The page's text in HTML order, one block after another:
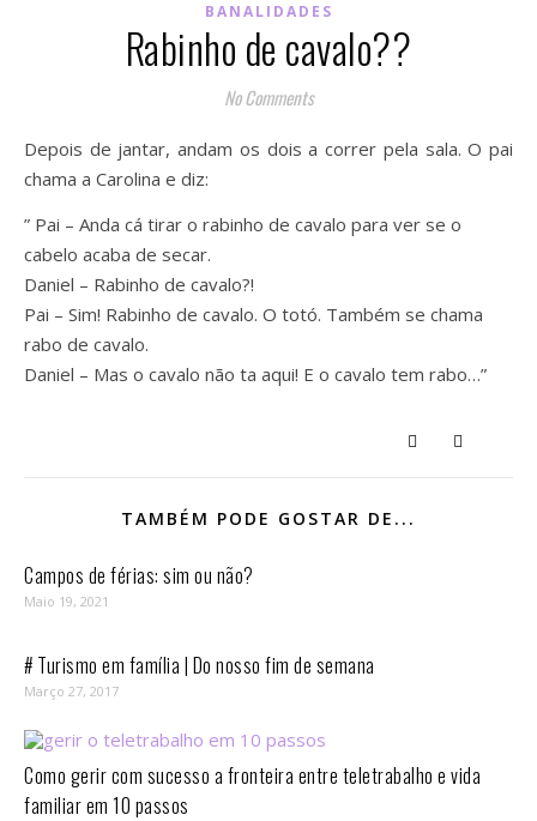
BANALIDADES
Rabinho de cavalo??
No Comments
Depois de jantar, andam os dois a correr pela sala. O pai
chama a Carolina e diz:
” Pai – Anda cá tirar o rabinho de cavalo para ver se o
cabelo acaba de secar.
Daniel – Rabinho de cavalo?!
Pai – Sim! Rabinho de cavalo. O totó. Também se chama
rabo de cavalo.
Daniel – Mas o cavalo não ta aqui! E o cavalo tem rabo…”
TAMBÉM PODE GOSTAR DE...
Campos de férias: sim ou não?
Maio 19, 2021
# Turismo em família | Do nosso fim de semana
Março 27, 2017
Como gerir com sucesso a fronteira entre teletrabalho e vida
familiar em 10 passos⁣